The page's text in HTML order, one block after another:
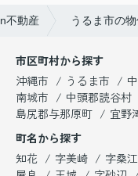
不動産 うるま市の
市区町村から探す
沖縄市
うるま市
南城市
中頭郡読谷村
島尻郡与那原町
宜野
町名から探す
知花
字美崎 字桑江